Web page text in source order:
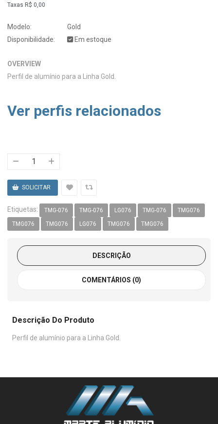
Taxas R$ 0,00
Modelo:
Gold
Disponibilidade:
Em estoque
OVERVIEW
Perfil de alumínio para a Linha Gold.
Ver perfis relacionados
Etiquetas: TMG-076 TMG-076 LG076 TMG-076 TMG076
TMG076 TMG076 LG076 TMG076 TMG076
DESCRIÇÃO
COMENTÁRIOS (0)
Descrição Do Produto
Perfil de alumínio para a Linha Gold.